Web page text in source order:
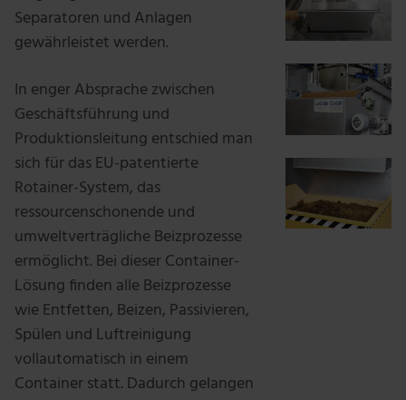
Separatoren und Anlagen
gewährleistet werden.
In enger Absprache zwischen
Geschäftsführung und
Produktionsleitung entschied man
sich für das EU-patentierte
Rotainer-System, das
ressourcenschonende und
umweltverträgliche Beizprozesse
ermöglicht. Bei dieser Container-
Lösung finden alle Beizprozesse
wie Entfetten, Beizen, Passivieren,
Spülen und Luftreinigung
vollautomatisch in einem
Container statt. Dadurch gelangen